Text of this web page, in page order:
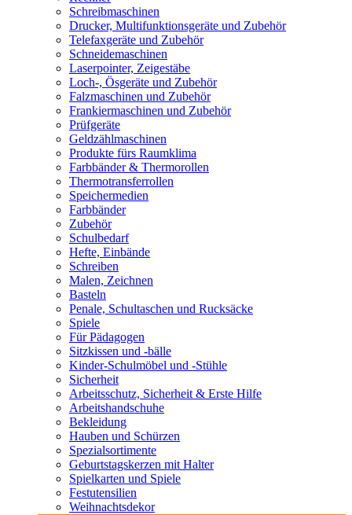
Schreibmaschinen
Drucker, Multifunktionsgeräte und Zubehör
Telefaxgeräte und Zubehör
Schneidemaschinen
Laserpointer, Zeigestäbe
Loch-, Ösgeräte und Zubehör
Falzmaschinen und Zubehör
Frankiermaschinen und Zubehör
Prüfgeräte
Geldzählmaschinen
Produkte fürs Raumklima
Farbbänder & Thermorollen
Thermotransferrollen
Speichermedien
Farbbänder
Zubehör
Schulbedarf
Hefte, Einbände
Schreiben
Malen, Zeichnen
Basteln
Penale, Schultaschen und Rucksäcke
Spiele
Für Pädagogen
Sitzkissen und -bälle
Kinder-Schulmöbel und -Stühle
Sicherheit
Arbeitsschutz, Sicherheit & Erste Hilfe
Arbeitshandschuhe
Bekleidung
Hauben und Schürzen
Spezialsortimente
Geburtstagskerzen mit Halter
Spielkarten und Spiele
Festutensilien
Weihnachtsdekor